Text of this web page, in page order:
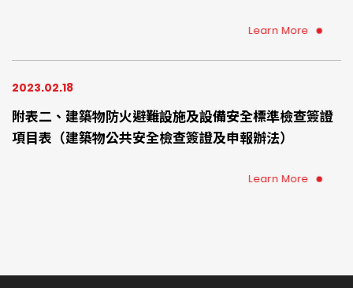
Learn More
2023.02.18
附表二、建築物防火避難設施及設備安全標準檢查簽證
項目表（建築物公共安全檢查簽證及申報辦法）
Learn More